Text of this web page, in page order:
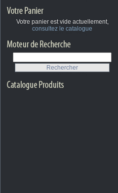
Votre panier est vide actuellement,
consultez le catalogue